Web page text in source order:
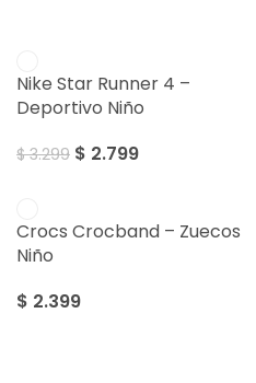
Nike Star Runner 4 –
Deportivo Niño
$3.299 $ 2.799
Crocs Crocband – Zuecos
Niño
$ 2.399